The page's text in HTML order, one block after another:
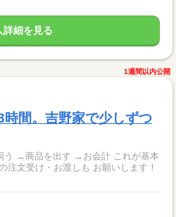
詳細を見る
1週間以内公開
間。吉野家で少しずつ
品を出す →お会計 これが基本
注文受け・お渡しも お願いします！